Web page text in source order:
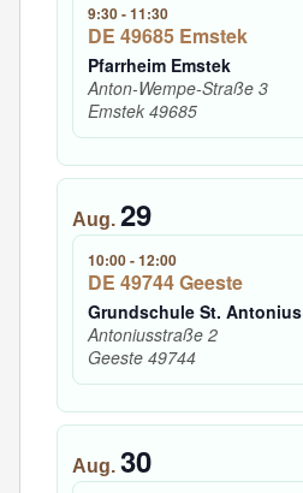
9:30-11:30
DE 49685 Emstek
Pfarrheim Emstek
Anton-Wempe-Straße 3
Emstek 49685
Aug. 29
10:00-12:00
DE 49744 Geeste
Grundschule St. Antonius
Antoniusstraße 2
Geeste 49744
Aug. 30